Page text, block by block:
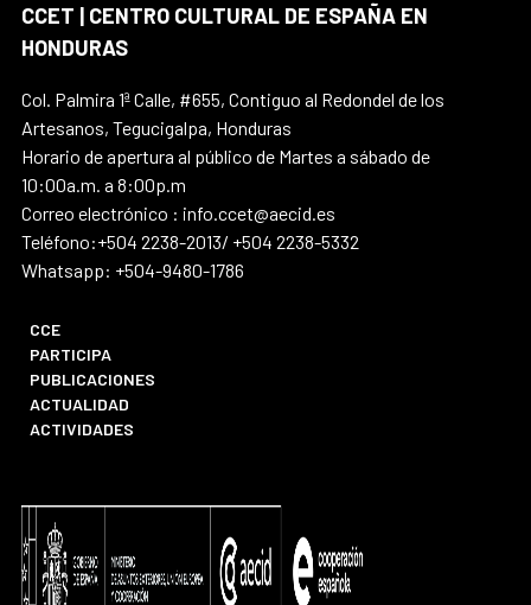
CCET | CENTRO CULTURAL DE ESPAÑA EN
HONDURAS
Col. Palmira 1ª Calle, #655, Contiguo al Redondel de los
Artesanos, Tegucigalpa, Honduras
Horario de apertura al público de Martes a sábado de
10:00a.m. a 8:00p.m
Correo electrónico : info.ccet@aecid.es
Teléfono:+504 2238-2013/ +504 2238-5332
Whatsapp: +504-9480-1786
CCE
PARTICIPA
PUBLICACIONES
ACTUALIDAD
ACTIVIDADES